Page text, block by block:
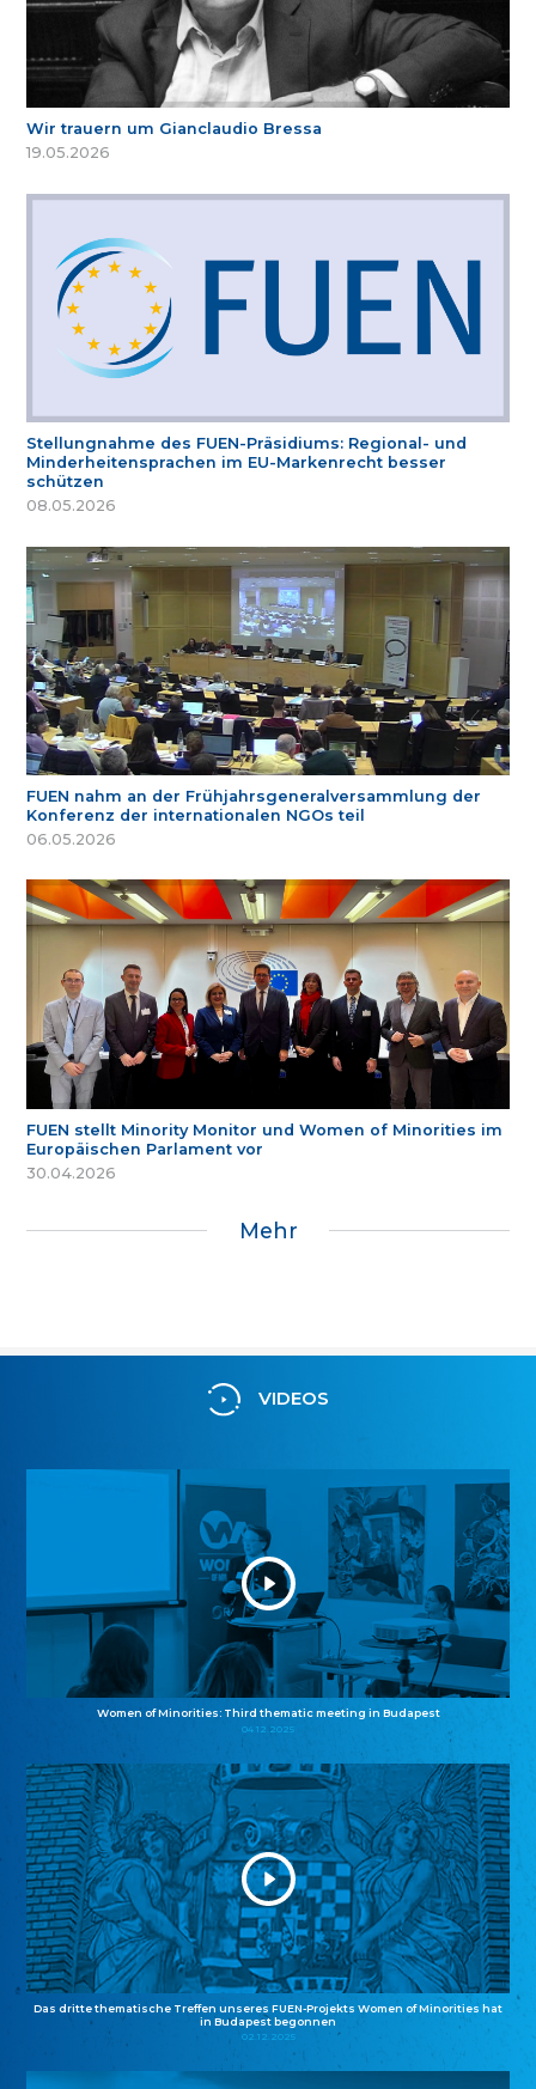
Wir trauern um Gianclaudio Bressa
19.05.2026
Stellungnahme des FUEN-Präsidiums: Regional- und
Minderheitensprachen im EU-Markenrecht besser
schützen
08.05.2026
FUEN nahm an der Frühjahrsgeneralversammlung der
Konferenz der internationalen NGOs teil
06.05.2026
FUEN stellt Minority Monitor und Women of Minorities im
Europäischen Parlament vor
30.04.2026
Mehr
VIDEOS
Women of Minorities: Third thematic meeting in Budapest
04.12.2025
Das dritte thematische Treffen unseres FUEN-Projekts Women of Minorities hat
in Budapest begonnen
02.12.2025